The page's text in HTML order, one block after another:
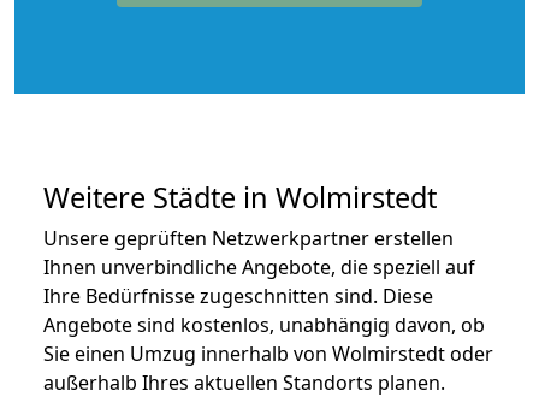
Weitere Städte in Wolmirstedt
Unsere geprüften Netzwerkpartner erstellen
Ihnen unverbindliche Angebote, die speziell auf
Ihre Bedürfnisse zugeschnitten sind. Diese
Angebote sind kostenlos, unabhängig davon, ob
Sie einen Umzug innerhalb von Wolmirstedt oder
außerhalb Ihres aktuellen Standorts planen.